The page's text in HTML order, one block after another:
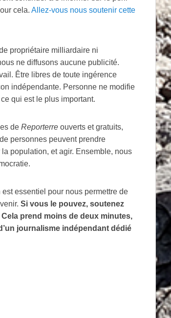
cela. Allez-vous nous soutenir cette
propriétaire milliardaire ni
ne diffusons aucune publicité.
Être libres de toute ingérence
indépendante. Personne ne modifie
qui est le plus important.
de Reporterre ouverts et gratuits,
personnes peuvent prendre
population, et agir. Ensemble, nous
essentiel pour nous permettre de
Si vous le pouvez, soutenez
prend moins de deux minutes,
journalisme indépendant dédié